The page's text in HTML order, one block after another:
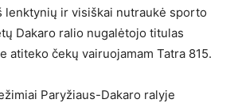
lenktynių ir visiškai nutraukė sporto
Dakaro ralio nugalėtojo titulas
atiteko čekų vairuojamam Tatra 815.
Paryžiaus-Dakaro ralyje